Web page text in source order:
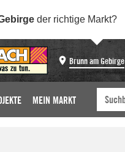
der richtige Markt?
Brunn am Gebirge
MEIN MARKT